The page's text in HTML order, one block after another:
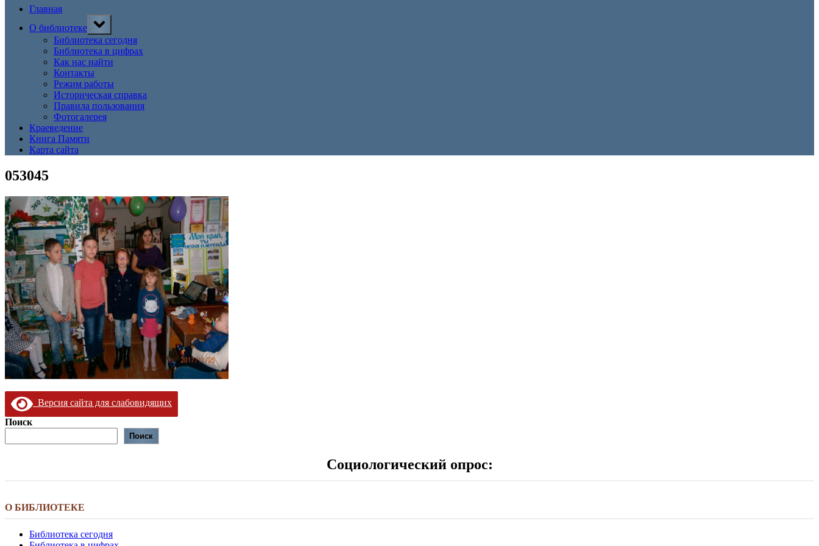
Главная
О библиотеке
Toggle
sub-
menu
Библиотека сегодня
Библиотека в цифрах
Как нас найти
Контакты
Режим работы
Историческая справка
Правила пользования
Фотогалерея
Краеведение
Книга Памяти
Карта сайта
053045
Версия сайта для слабовидящих
Поиск
Поиск
Социологический опрос:
О БИБЛИОТЕКЕ
Библиотека сегодня